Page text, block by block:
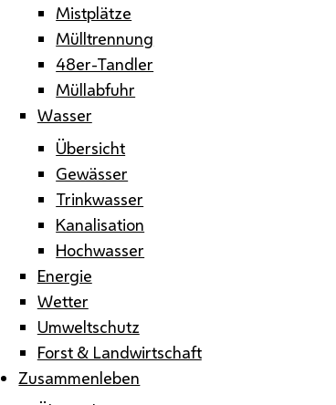
Mistplätze
Mülltrennung
48er-Tandler
Müllabfuhr
Wasser
Übersicht
Gewässer
Trinkwasser
Kanalisation
Hochwasser
Energie
Wetter
Umweltschutz
Forst & Landwirtschaft
Zusammenleben